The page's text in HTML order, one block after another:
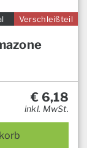
Verschleißteil
€ 6,18
inkl. MwSt.